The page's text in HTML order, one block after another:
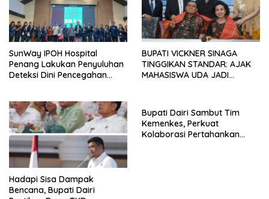
SunWay IPOH Hospital
Penang Lakukan Penyuluhan
Deteksi Dini Pencegahan
BUPATI VICKNER SINAGA
TINGGIKAN STANDAR: AJAK
MAHASISWA UDA JADI
LUNTUR ZAMAN
Hadapi Sisa Dampak
Bencana, Bupati Dairi
Bupati Dairi Sambut Tim
Kemenkes, Perkuat
Kolaborasi Pertahankan